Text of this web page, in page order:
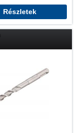
Részletek